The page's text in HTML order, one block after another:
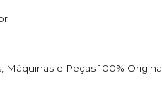
Máquinas e Peças 100%